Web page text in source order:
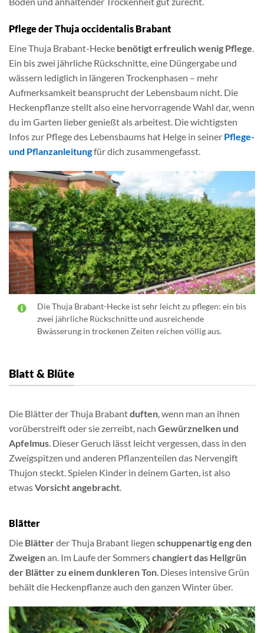
Pflege der Thuja occidentalis Brabant
Eine Thuja Brabant-Hecke benötigt erfreulich wenig Pflege.
Ein bis zwei jährliche Rückschnitte, eine Düngergabe und
wässern lediglich in längeren Trockenphasen – mehr
Aufmerksamkeit beansprucht der Lebensbaum nicht. Die
Heckenpflanze stellt also eine hervorragende Wahl dar, wenn
du im Garten lieber genießt als arbeitest. Die wichtigsten
Infos zur Pflege des Lebensbaums hat Helge in seiner Pflege-
und Pflanzanleitungfür dich zusammengefasst.
Die Thuja Brabant-Hecke ist sehr leicht zu pflegen: ein bis
zwei jährliche Rückschnitte und ausreichende
Bwässerung in trockenen Zeiten reichen völlig aus.
Blatt & Blüte
Die Blätter der Thuja Brabantduften , wenn man an ihnen
vorüberstreift oder sie zerreibt, nach Gewürznelken und
Apfelmus . Dieser Geruch lässt leicht vergessen, dass in den
Zweigspitzen und anderen Pflanzenteilen das Nervengift
Thujon steckt. Spielen Kinder in deinem Garten, ist also
etwasVorsicht angebracht
Blätter
Die Blätterder Thuja Brabant liegen schuppenartig eng den
Zweigenan. Im Laufe der Sommerschangiert das Hellgrün
der Blätter zu einem dunkleren Ton. Dieses intensive Grün
behält die Heckenpflanze auch den ganzen Winter über.